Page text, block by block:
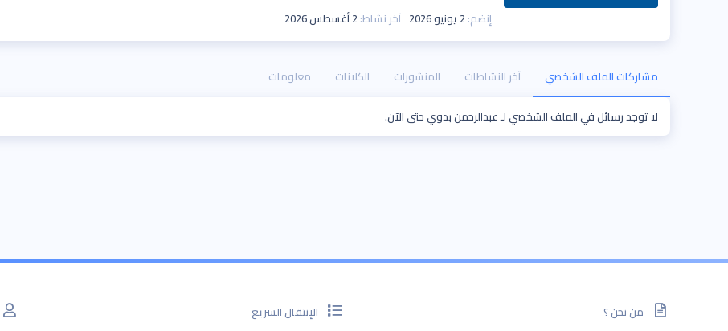
إنضم 2 يونيو 2026 آخر نشاط 2 أغسطس 2026
مشاركات الملف الشخصي آخر النشاطات المنشورات الكلانات معلومات
لا توجد رسائل في الملف الشخصي لـ عبدالرحمن بدوي حتى الآن.
من نحن ؟ الإنتقال السريع